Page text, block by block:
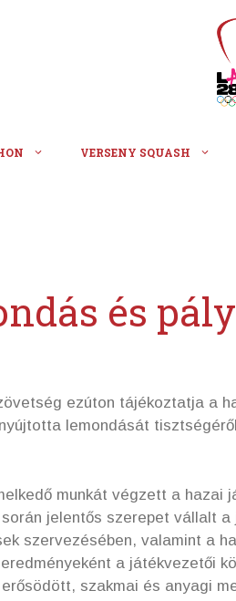
VERSENY SQUASH
és
ezúton tájékoztatja a
lemondását
munkát végzett a hazai
jelentős szerepet vállalt
szervezésében, valamint a
a játékvezetői
szakmai és anyagi